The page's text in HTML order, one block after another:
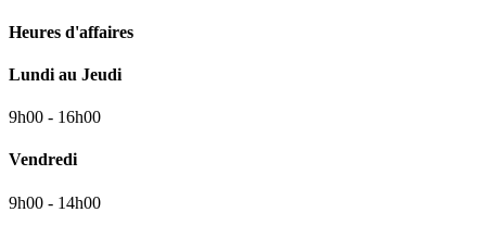
Heures d'affaires
Lundi au Jeudi
9h00 - 16h00
Vendredi
9h00 - 14h00